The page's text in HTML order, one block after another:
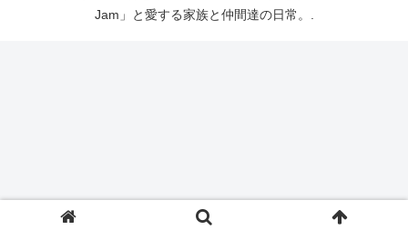
Jam」と愛する家族と仲間達の日常。.